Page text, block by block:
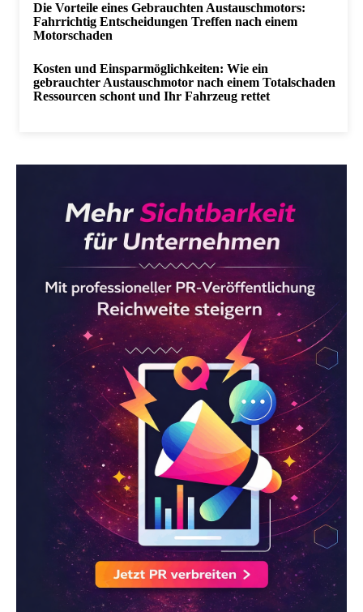
Die Vorteile eines Gebrauchten Austauschmotors:
Fahrrichtig Entscheidungen Treffen nach einem
Motorschaden
Kosten und Einsparmöglichkeiten: Wie ein
gebrauchter Austauschmotor nach einem Totalschaden
Ressourcen schont und Ihr Fahrzeug rettet